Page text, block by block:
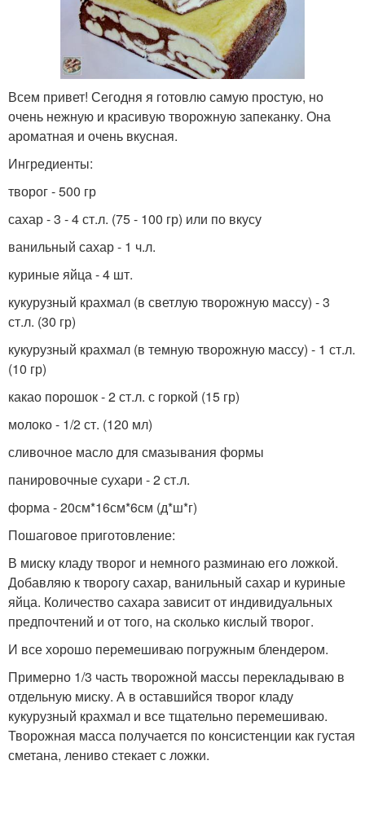
Всем привет! Сегодня я готовлю самую простую, но
очень нежную и красивую творожную запеканку. Она
ароматная и очень вкусная.
Ингредиенты:
творог - 500 гр
сахар - 3 - 4 ст.л. (75 - 100 гр) или по вкусу
ванильный сахар - 1 ч.л.
куриные яйца - 4 шт.
кукурузный крахмал (в светлую творожную массу) - 3
ст.л. (30 гр)
кукурузный крахмал (в темную творожную массу) - 1 ст.л.
(10 гр)
какао порошок - 2 ст.л. с горкой (15 гр)
молоко - 1/2 ст. (120 мл)
сливочное масло для смазывания формы
панировочные сухари - 2 ст.л.
форма - 20см*16см*6см (д*ш*г)
Пошаговое приготовление:
В миску кладу творог и немного разминаю его ложкой.
Добавляю к творогу сахар, ванильный сахар и куриные
яйца. Количество сахара зависит от индивидуальных
предпочтений и от того, на сколько кислый творог.
И все хорошо перемешиваю погружным блендером.
Примерно 1/3 часть творожной массы перекладываю в
отдельную миску. А в оставшийся творог кладу
кукурузный крахмал и все тщательно перемешиваю.
Творожная масса получается по консистенции как густая
сметана, лениво стекает с ложки.